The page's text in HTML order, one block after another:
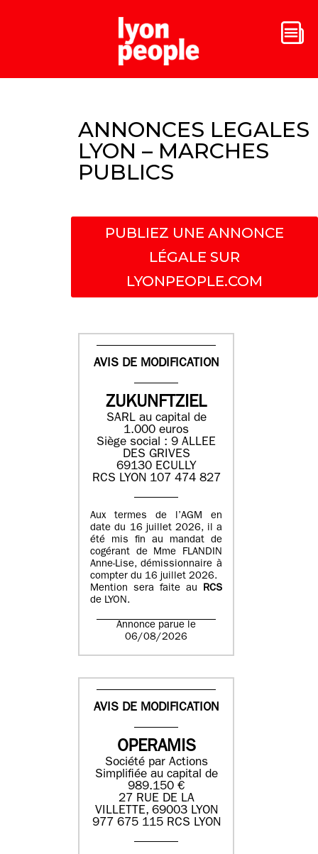
ANNONCES LEGALES
LYON – MARCHES
PUBLICS
PUBLIEZ UNE ANNONCE
LÉGALE SUR
LYONPEOPLE.COM
AVIS DE MODIFICATION
ZUKUNFTZIEL
SARL au capital de
1.000 euros
Siège social : 9 ALLEE
DES GRIVES
69130 ECULLY
RCS LYON 107 474 827
Aux termes de l’AGM en
date du 16 juillet 2026, il a
été mis fin au mandat de
cogérant de Mme FLANDIN
Anne-Lise, démissionnaire à
compter du 16 juillet 2026.
Mention sera faite au RCS
de LYON.
Annonce parue le
06/08/2026
AVIS DE MODIFICATION
OPERAMIS
Société par Actions
Simplifiée au capital de
989.150 €
27 RUE DE LA
VILLETTE, 69003 LYON
977 675 115 RCS LYON